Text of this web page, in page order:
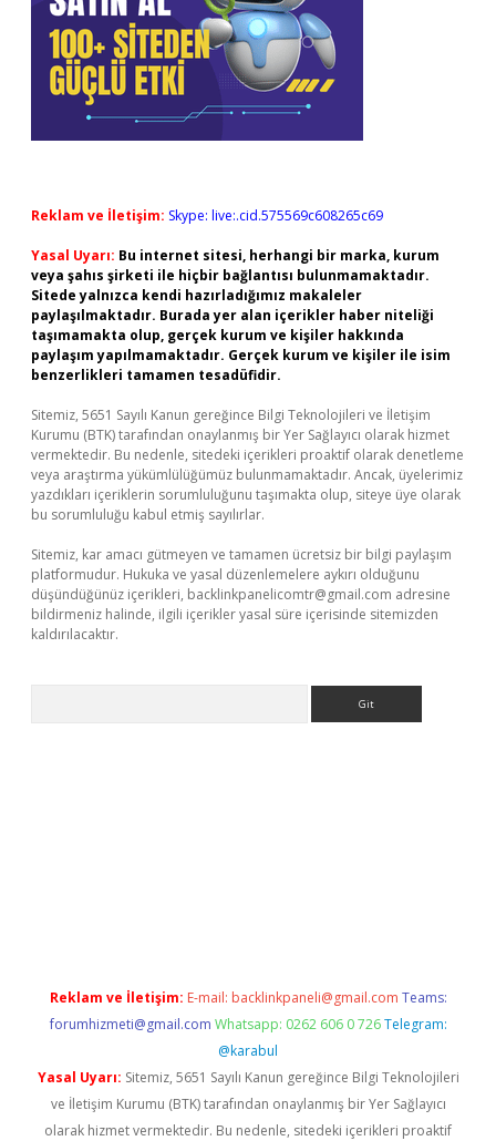
Reklam ve İletişim: Skype: live:.cid.575569c608265c69
Yasal Uyarı: Bu internet sitesi, herhangi bir marka, kurum
veya şahıs şirketi ile hiçbir bağlantısı bulunmamaktadır.
Sitede yalnızca kendi hazırladığımız makaleler
paylaşılmaktadır. Burada yer alan içerikler haber niteliği
taşımamakta olup, gerçek kurum ve kişiler hakkında
paylaşım yapılmamaktadır. Gerçek kurum ve kişiler ile isim
benzerlikleri tamamen tesadüfidir.
Sitemiz, 5651 Sayılı Kanun gereğince Bilgi Teknolojileri ve İletişim
Kurumu (BTK) tarafından onaylanmış bir Yer Sağlayıcı olarak hizmet
vermektedir. Bu nedenle, sitedeki içerikleri proaktif olarak denetleme
veya araştırma yükümlülüğümüz bulunmamaktadır. Ancak, üyelerimiz
yazdıkları içeriklerin sorumluluğunu taşımakta olup, siteye üye olarak
bu sorumluluğu kabul etmiş sayılırlar.
Sitemiz, kar amacı gütmeyen ve tamamen ücretsiz bir bilgi paylaşım
platformudur. Hukuka ve yasal düzenlemelere aykırı olduğunu
düşündüğünüz içerikleri, backlinkpanelicomtr@gmail.com adresine
bildirmeniz halinde, ilgili içerikler yasal süre içerisinde sitemizden
kaldırılacaktır.
Reklam ve İletişim: E-mail: backlinkpaneli@gmail.com Teams:
forumhizmeti@gmail.com Whatsapp: 0262 606 0 726 Telegram:
@karabul
Yasal Uyarı: Sitemiz, 5651 Sayılı Kanun gereğince Bilgi Teknolojileri
ve İletişim Kurumu (BTK) tarafından onaylanmış bir Yer Sağlayıcı
olarak hizmet vermektedir. Bu nedenle, sitedeki içerikleri proaktif